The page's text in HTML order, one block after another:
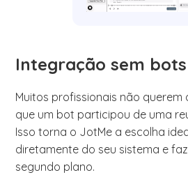
Integração sem bots
Muitos profissionais não
que um bot participou de uma
Isso torna o JotMe a escolha
diretamente do seu sistema e
segundo plano.